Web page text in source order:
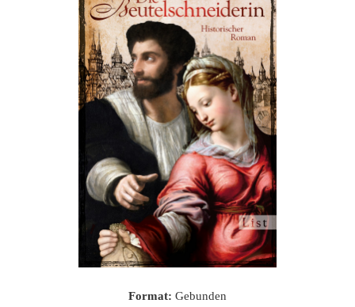
Format: Gebunden